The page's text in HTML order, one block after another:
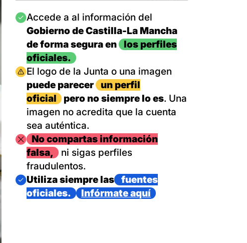
Imagen
Accede a al información del
Gobierno de Castilla-La Mancha
de forma segura en
los perfiles
oficiales.
Imagen
El logo de la Junta o una imagen
puede parecer
un perfil
oficial
pero no siempre lo es. Una
imagen no acredita que la cuenta
sea auténtica.
ImagenNo compartas información
falsa,
ni sigas perfiles
fraudulentos.
Imagen
Utiliza siempre las
fuentes
oficiales.
Infórmate aquí